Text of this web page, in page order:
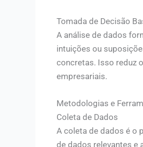
Tomada de Decisão
A análise de dados
intuições ou
concretas. Isso reduz
empresariais.
Metodologias e
Coleta de Dados
A coleta de dados é o
de dados relevantes e